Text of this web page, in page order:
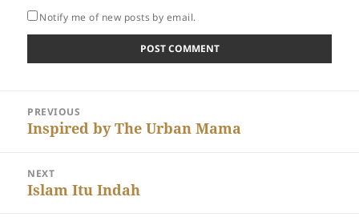
Notify me of new posts by email.
navigation
PREVIOUS
Previous
Inspired by The Urban Mama
NEXT
Next
Islam Itu Indah